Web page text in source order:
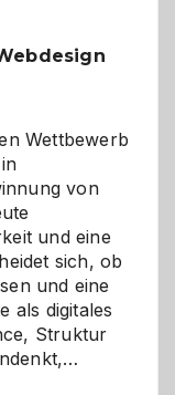
Wettbewerb
von
und eine
sich, ob
und eine
als digitales
Struktur